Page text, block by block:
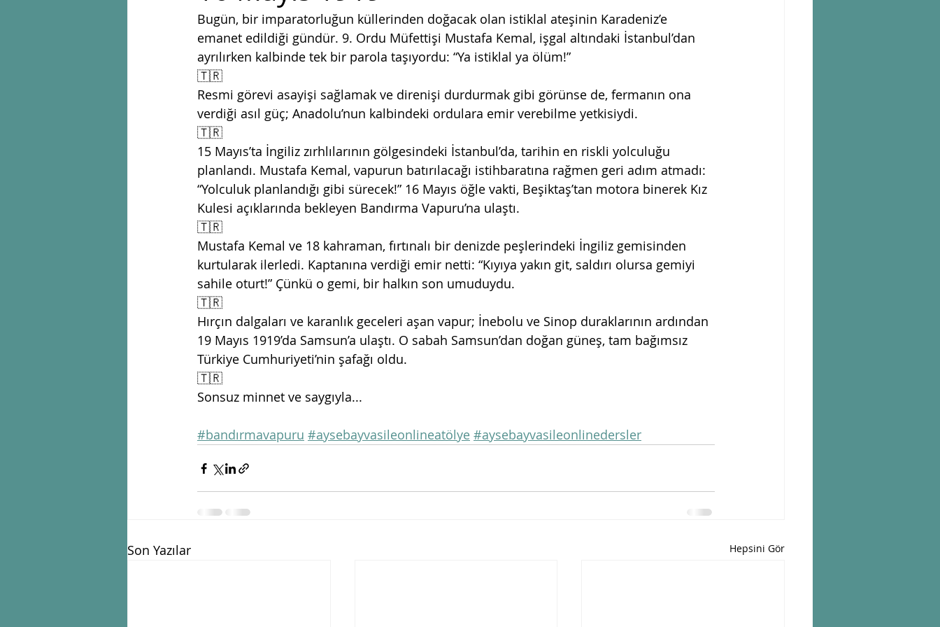
Bugün, bir imparatorluğun küllerinden doğacak olan istiklal ateşinin Karadeniz’e
emanet edildiği gündür. 9. Ordu Müfettişi Mustafa Kemal, işgal altındaki İstanbul’dan
ayrılırken kalbinde tek bir parola taşıyordu: “Ya istiklal ya ölüm!”
🇹🇷
Resmi görevi asayişi sağlamak ve direnişi durdurmak gibi görünse de, fermanın ona
verdiği asıl güç; Anadolu’nun kalbindeki ordulara emir verebilme yetkisiydi.
🇹🇷
15 Mayıs’ta İngiliz zırhlılarının gölgesindeki İstanbul’da, tarihin en riskli yolculuğu
planlandı. Mustafa Kemal, vapurun batırılacağı istihbaratına rağmen geri adım atmadı:
“Yolculuk planlandığı gibi sürecek!” 16 Mayıs öğle vakti, Beşiktaş’tan motora binerek Kız
Kulesi açıklarında bekleyen Bandırma Vapuru’na ulaştı.
🇹🇷
Mustafa Kemal ve 18 kahraman, fırtınalı bir denizde peşlerindeki İngiliz gemisinden
kurtularak ilerledi. Kaptanına verdiği emir netti: “Kıyıya yakın git, saldırı olursa gemiyi
sahile oturt!” Çünkü o gemi, bir halkın son umuduydu.
🇹🇷
Hırçın dalgaları ve karanlık geceleri aşan vapur; İnebolu ve Sinop duraklarının ardından
19 Mayıs 1919’da Samsun’a ulaştı. O sabah Samsun’dan doğan güneş, tam bağımsız
Türkiye Cumhuriyeti’nin şafağı oldu.
🇹🇷
Sonsuz minnet ve saygıyla...
#bandırmavapuru #aysebayvasileonlineatölye #aysebayvasileonlinedersler
Son Yazılar Hepsini Gör